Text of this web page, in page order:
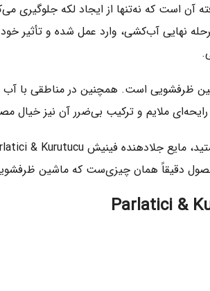
آن است که نه‌تنها از ایجاد لکه
آب‌کشی، وارد عمل شده و تأثیر خود
ظرفشویی است. همچنین در مناطقی
ملایم و ترکیب بی‌ضرر آن نیز
دقیقاً همان چیزی‌ست که ماشین ظرفشویی